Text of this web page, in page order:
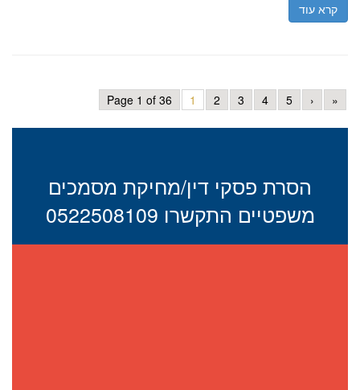
קרא עוד
Page 1 of 36 1 2 3 4 5 › »
הסרת פסקי דין/מחיקת מסמכים
משפטיים התקשרו 0522508109